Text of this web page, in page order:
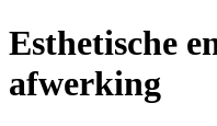
Esthetische
afwerking